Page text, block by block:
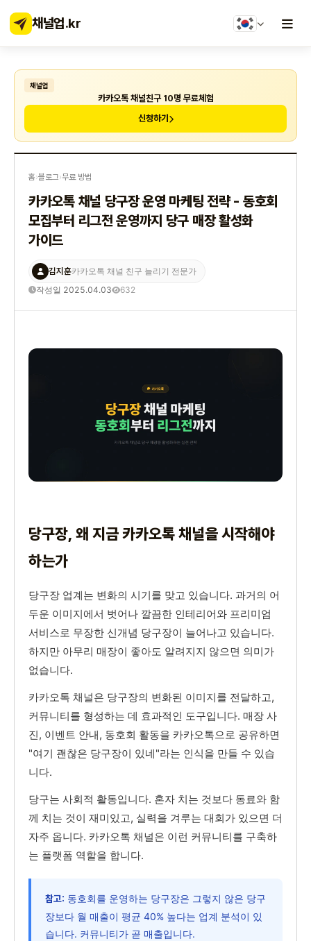
채널업.kr
채널업
카카오톡 채널친구 10명 무료체험
신청하기
홈›블로그›무료 방법
카카오톡 채널 당구장 운영 마케팅 전략 - 동호회
모집부터 리그전 운영까지 당구 매장 활성화
가이드
김지훈카카오톡 채널 친구 늘리기 전문가
작성일 2025.04.03 632
당구장, 왜 지금 카카오톡 채널을 시작해야
하는가
당구장 업계는 변화의 시기를 맞고 있습니다. 과거의 어
두운 이미지에서 벗어나 깔끔한 인테리어와 프리미엄
서비스로 무장한 신개념 당구장이 늘어나고 있습니다.
하지만 아무리 매장이 좋아도 알려지지 않으면 의미가
없습니다.
카카오톡 채널은 당구장의 변화된 이미지를 전달하고,
커뮤니티를 형성하는 데 효과적인 도구입니다. 매장 사
진, 이벤트 안내, 동호회 활동을 카카오톡으로 공유하면
"여기 괜찮은 당구장이 있네"라는 인식을 만들 수 있습
니다.
당구는 사회적 활동입니다. 혼자 치는 것보다 동료와 함
께 치는 것이 재미있고, 실력을 겨루는 대회가 있으면 더
자주 옵니다. 카카오톡 채널은 이런 커뮤니티를 구축하
는 플랫폼 역할을 합니다.
참고: 동호회를 운영하는 당구장은 그렇지 않은 당구
장보다 월 매출이 평균 40% 높다는 업계 분석이 있
습니다. 커뮤니티가 곧 매출입니다.